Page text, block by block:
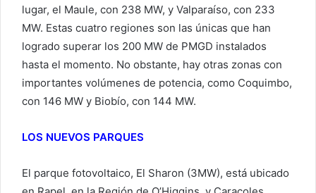
lugar, el Maule, con 238 MW, y Valparaíso, con 233
MW. Estas cuatro regiones son las únicas que han
logrado superar los 200 MW de PMGD instalados
hasta el momento. No obstante, hay otras zonas con
importantes volúmenes de potencia, como Coquimbo,
con 146 MW y Biobío, con 144 MW.
LOS NUEVOS PARQUES
El parque fotovoltaico, El Sharon (3MW), está ubicado